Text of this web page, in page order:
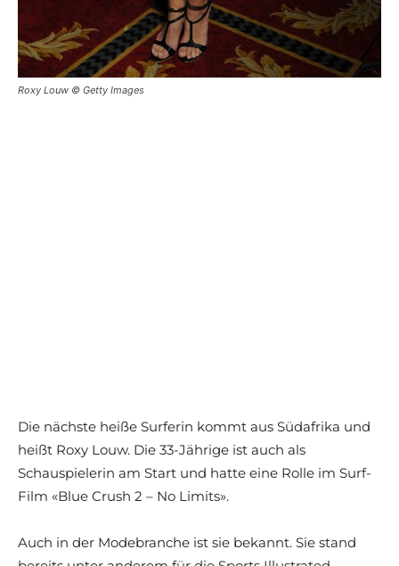
Roxy Louw © Getty Images
Die nächste heiße Surferin kommt aus Südafrika und
heißt Roxy Louw. Die 33-Jährige ist auch als
Schauspielerin am Start und hatte eine Rolle im Surf-
Film «Blue Crush 2 – No Limits».
Auch in der Modebranche ist sie bekannt. Sie stand